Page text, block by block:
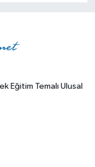
Eğitim Temalı Ulusal